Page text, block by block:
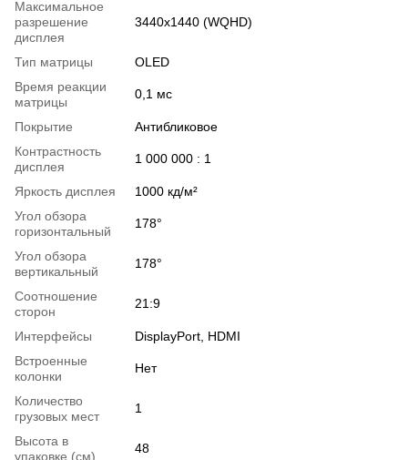
Максимальное
разрешение
дисплея
3440x1440 (WQHD)
Тип матрицы
OLED
Время реакции
матрицы
0,1 мс
Покрытие
Антибликовое
Контрастность
дисплея
1 000 000 : 1
Яркость дисплея
1000 кд/м²
Угол обзора
горизонтальный
178°
Угол обзора
вертикальный
178°
Соотношение
сторон
21:9
Интерфейсы
DisplayPort, HDMI
Встроенные
колонки
Нет
Количество
грузовых мест
1
Высота в
упаковке (см)
48